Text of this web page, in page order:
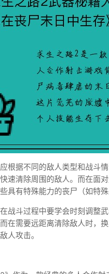
根据不同的敌人类型和战斗
速清除周围的敌人。而在面
具有特殊能力的丧尸（如特
战斗过程中要学会时刻调整
在需要远距离清除敌人时，
人攻击。